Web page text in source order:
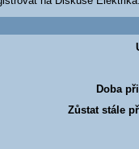
Doba
Zůstat stále